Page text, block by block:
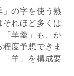
」の字を使う熟
れほど多くは
羊羹」も、か
度予想できま
「羊」を構成要